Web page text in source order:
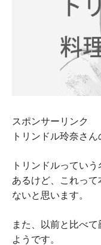
スポンサーリンク
トリンドル玲奈さ
トリンドルってい
あるけど、これっ
ないと思います。
また、以前と比べ
ようです。